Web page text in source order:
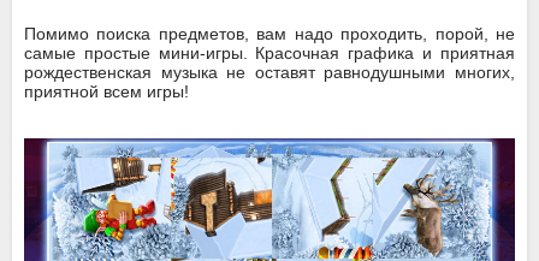
Помимо поиска предметов, вам надо проходить, порой, не
самые простые мини-игры. Красочная графика и приятная
рождественская музыка не оставят равнодушными многих,
приятной всем игры!